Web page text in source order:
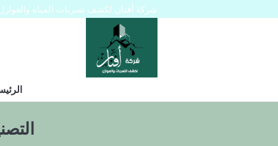
شركة أفنان لكشف تسربات المياه والعوازل